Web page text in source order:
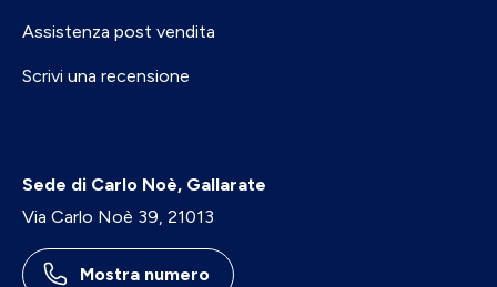
Assistenza post vendita
Scrivi una recensione
Sede di Carlo Noè, Gallarate
Via Carlo Noè 39, 21013
Mostra numero